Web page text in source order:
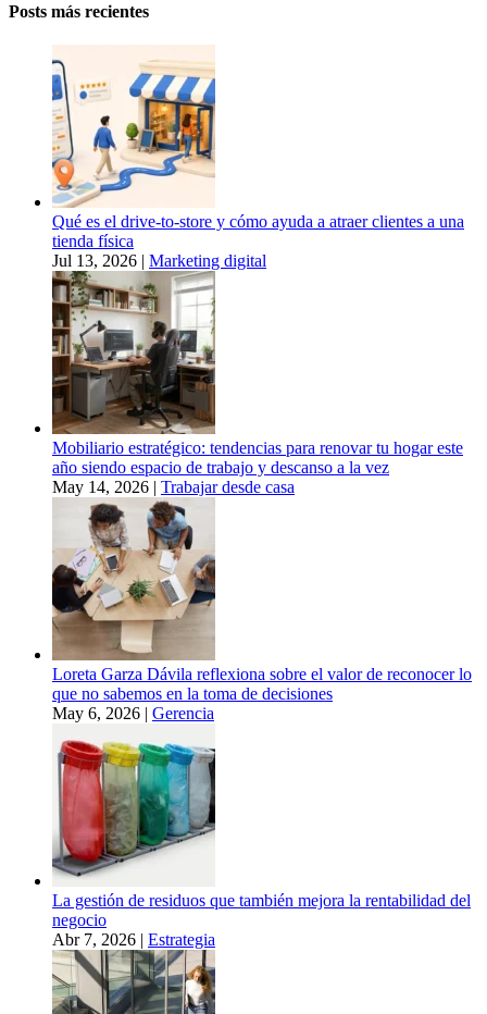
Posts más recientes
Qué es el drive-to-store y cómo ayuda a atraer clientes a una
tienda física
Jul 13, 2026 | Marketing digital
Mobiliario estratégico: tendencias para renovar tu hogar este
año siendo espacio de trabajo y descanso a la vez
May 14, 2026 | Trabajar desde casa
Loreta Garza Dávila reflexiona sobre el valor de reconocer lo
que no sabemos en la toma de decisiones
May 6, 2026 | Gerencia
La gestión de residuos que también mejora la rentabilidad del
negocio
Abr 7, 2026 | Estrategia